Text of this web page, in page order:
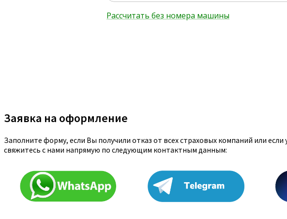
Заявка на оформление
Заполните форму, если Вы получили отказ от всех страховых компаний или
свяжитесь с нами напрямую по следующим контактным данным: